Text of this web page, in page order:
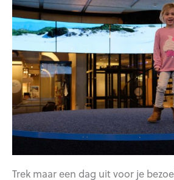
Trek maar een dag uit voor je